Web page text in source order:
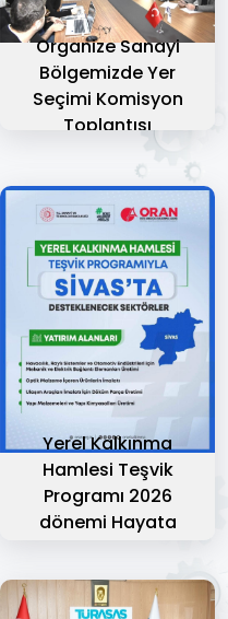
Organize Sanayi
Bölgemizde Yer
Seçimi Komisyon
Toplantısı
Yerel Kalkınma
Hamlesi Teşvik
Programı 2026
dönemi Hayata